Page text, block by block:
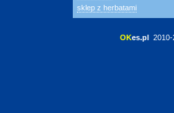
sklep z herbatami
OKes.pl